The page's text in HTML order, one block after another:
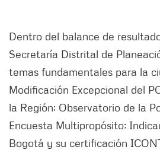
Dentro del balance de
Secretaría Distrital de
temas fundamentales para la
Modificación Excepcional del
la Región; Observatorio de la
Encuesta Multipropósito;
Bogotá y su certificación